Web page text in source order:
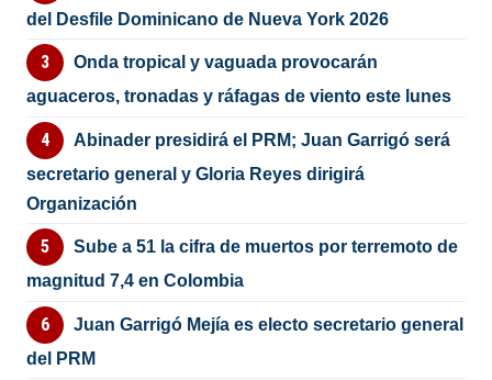
del Desfile Dominicano de Nueva York 2026
Onda tropical y vaguada provocarán
aguaceros, tronadas y ráfagas de viento este lunes
Abinader presidirá el PRM; Juan Garrigó será
secretario general y Gloria Reyes dirigirá
Organización
Sube a 51 la cifra de muertos por terremoto de
magnitud 7,4 en Colombia
Juan Garrigó Mejía es electo secretario general
del PRM